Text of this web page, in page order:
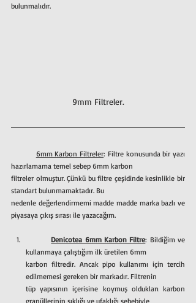
bulunmalıdır.
9mm Filtreler.
6mm Karbon Filtreler: Filtre konusunda bir yazı
hazırlamama temel sebep 6mm karbon
filtreler olmuştur. Çünkü bu filtre çeşidinde kesinlikle bir
standart bulunmamaktadır. Bu
nedenle değerlendirmemi madde madde marka bazlı ve
piyasaya çıkış sırası ile yazacağım.
Denicotea 6mm Karbon Filtre: Bildiğim ve
kullanmaya çalıştığım ilk üretilen 6mm
karbon filtredir. Ancak pipo kullanımı için tercih
edilmemesi gereken bir markadır. Filtrenin
tüp yapısının içerisine koymuş oldukları karbon
granüllerinin sıklığı ve ufaklığı sebebiyle